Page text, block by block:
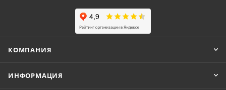
КОМПАНИЯ
ИНФОРМАЦИЯ